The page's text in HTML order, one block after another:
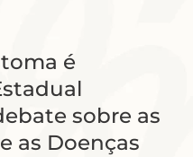
é
sobre as
as Doenças